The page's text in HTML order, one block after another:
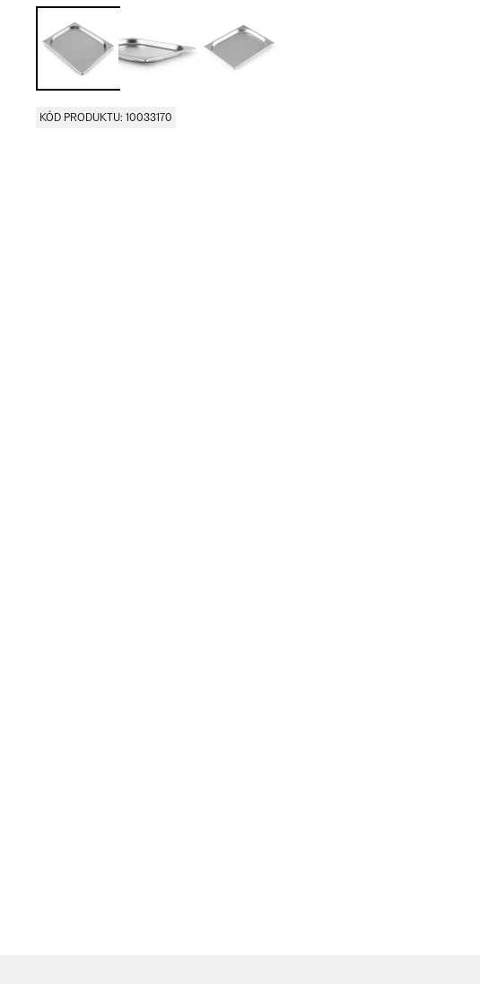
KÓD PRODUKTU: 10033170